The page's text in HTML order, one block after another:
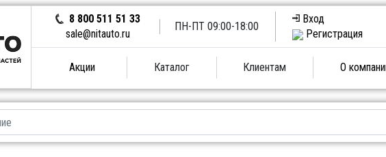
8 800 511 51 33
sale@nitauto.ru
ПН-ПТ 09:00-18:00
Вход
Регистрация
Акции Каталог Клиентам О